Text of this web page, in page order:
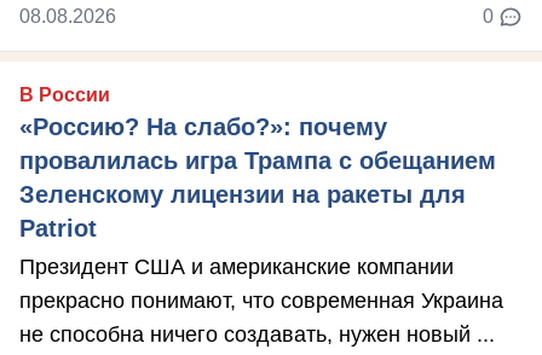
08.08.2026 0
В России
«Россию? На слабо?»: почему
провалилась игра Трампа с обещанием
Зеленскому лицензии на ракеты для
Patriot
Президент США и американские компании
прекрасно понимают, что современная Украина
не способна ничего создавать, нужен новый ...